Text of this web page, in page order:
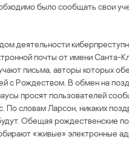
было сообщать свои
деятельности
почты от имени Санта-
письма, авторы которых
с Рождеством. В обмен на
просят пользователей
По словам Ларсон, никаких
Обещая рождественские
«живые» электронные